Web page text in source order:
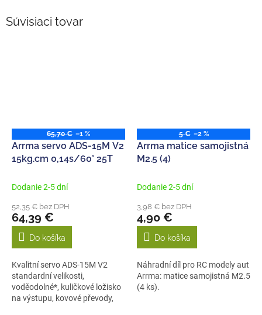
Súvisiaci tovar
65,70 € –1 %
Arrma servo ADS-15M V2
15kg.cm 0,14s/60° 25T
Dodanie 2-5 dní
52,35 € bez DPH
64,39 €
Do košíka
Kvalitní servo ADS-15M V2
standardní velikosti,
voděodolné*, kuličkové ložisko
na výstupu, kovové převody,
5 € –2 %
Arrma matice samojistná
M2.5 (4)
Dodanie 2-5 dní
3,98 € bez DPH
4,90 €
Do košíka
Náhradní díl pro RC modely aut
Arrma: matice samojistná M2.5
(4 ks).